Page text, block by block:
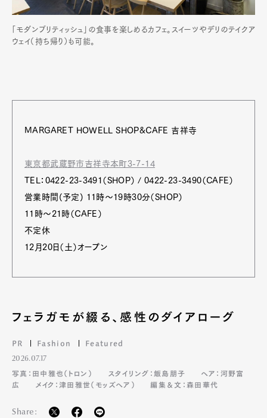
「モダンブリティッシュ」の食事を楽しめるカフェ。スイーツやデリのテイクア
ウェイ（持ち帰り）も可能。
MARGARET HOWELL SHOP&CAFE 吉祥寺
東京都武蔵野市吉祥寺本町3-7-14
TEL：0422-23-3491（SHOP） / 0422-23-3490（CAFE）
営業時間(予定) 11時～19時30分（SHOP）
11時～21時（CAFE）
不定休
12月20日（土）オープン
フェラガモが綴る、感性のダイアローグ
PR Fashion Featured
2026.07.17
写真：田中雅也（トロン）
スタイリング：飯島朋子
ヘア：河野富
広
メイク：津田雅世（モッズヘア） 編集＆文：森田華代
Share: